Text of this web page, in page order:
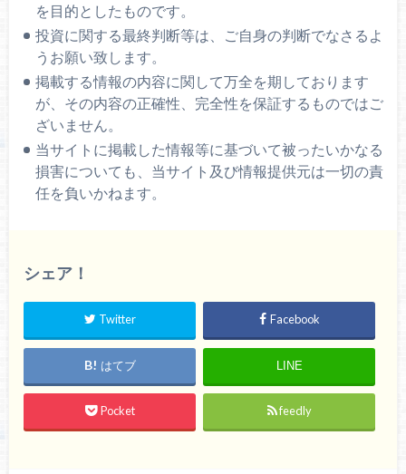
を目的としたものです。
投資に関する最終判断等は、ご自身の判断でなさるよ
うお願い致します。
掲載する情報の内容に関して万全を期しております
が、その内容の正確性、完全性を保証するものではご
ざいません。
当サイトに掲載した情報等に基づいて被ったいかなる
損害についても、当サイト及び情報提供元は一切の責
任を負いかねます。
シェア！
Twitter Facebook
はてブ LINE
Pocket feedly